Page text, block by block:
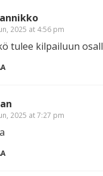
2025 at 4:56 pm
tulee kilpailuun
2025 at 7:27 pm